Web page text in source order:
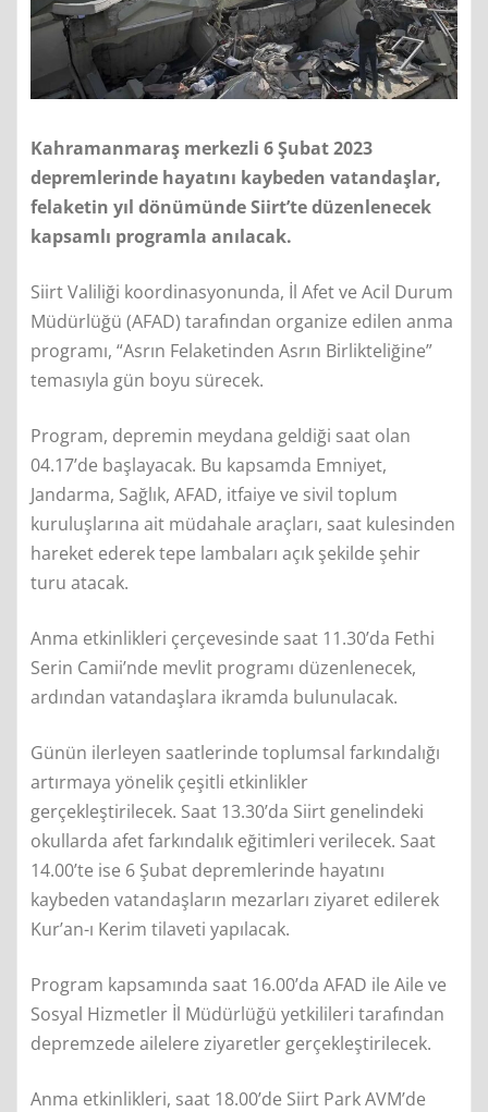
Kahramanmaraş merkezli 6 Şubat 2023
depremlerinde hayatını kaybeden vatandaşlar,
felaketin yıl dönümünde Siirt’te düzenlenecek
kapsamlı programla anılacak.
Siirt Valiliği koordinasyonunda, İl Afet ve Acil Durum
Müdürlüğü (AFAD) tarafından organize edilen anma
programı, “Asrın Felaketinden Asrın Birlikteliğine”
temasıyla gün boyu sürecek.
Program, depremin meydana geldiği saat olan
04.17’de başlayacak. Bu kapsamda Emniyet,
Jandarma, Sağlık, AFAD, itfaiye ve sivil toplum
kuruluşlarına ait müdahale araçları, saat kulesinden
hareket ederek tepe lambaları açık şekilde şehir
turu atacak.
Anma etkinlikleri çerçevesinde saat 11.30’da Fethi
Serin Camii’nde mevlit programı düzenlenecek,
ardından vatandaşlara ikramda bulunulacak.
Günün ilerleyen saatlerinde toplumsal farkındalığı
artırmaya yönelik çeşitli etkinlikler
gerçekleştirilecek. Saat 13.30’da Siirt genelindeki
okullarda afet farkındalık eğitimleri verilecek. Saat
14.00’te ise 6 Şubat depremlerinde hayatını
kaybeden vatandaşların mezarları ziyaret edilerek
Kur’an-ı Kerim tilaveti yapılacak.
Program kapsamında saat 16.00’da AFAD ile Aile ve
Sosyal Hizmetler İl Müdürlüğü yetkilileri tarafından
depremzede ailelere ziyaretler gerçekleştirilecek.
Anma etkinlikleri, saat 18.00’de Siirt Park AVM’de